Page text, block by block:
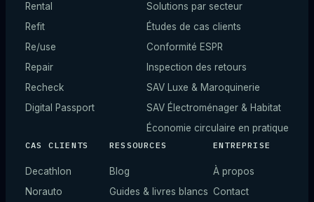
Rental
Refit
Re/use
Repair
Recheck
Digital Passport
Solutions par secteur
Études de cas clients
Conformité ESPR
Inspection des retours
SAV Luxe & Maroquinerie
SAV Électroménager & Habitat
Économie circulaire en pratique
CAS CLIENTS
Decathlon
Norauto
RESSOURCES
Blog
Guides & livres blancs
ENTREPRISE
À propos
Contact